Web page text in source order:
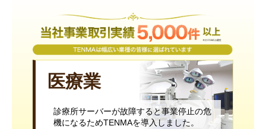
医療業
診療所サーバーが故障すると事業停止の危
機になるためTENMAを導入しました。